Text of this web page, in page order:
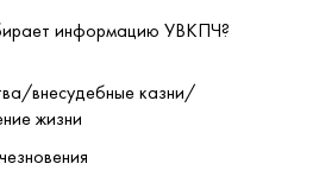
информацию УВКПЧ?
внесудебные казни/
жизни 
